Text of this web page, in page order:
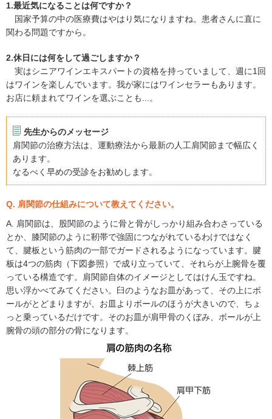
1.最近気になることは何ですか？
国家予算の中の医療費はやはり気になりますね。患者さんに直に
関わる問題ですから。
2.休日には何をして過ごしますか？
実はシニアワインエキスパートの資格を持っていまして、週に1回
はワインを楽しんでいます。我が家にはワインセラーもあります。
お店に頼まれてワインを選ぶことも...。
先生からのメッセージ
肩関節の治療方法は、運動療法から最新の人工肩関節まで幅広く
あります。
なるべく早めの受診をお勧めします。
Q. 肩関節の仕組みについて教えてください。
A. 肩関節は、股関節のように骨と骨がしっかり組み合わさっている
とか、膝関節のように靭帯で強固につながれているわけではなく
て、腱板という筋肉の一部でガードされるようになっています。腱
板は4つの筋肉（下図参照）で成り立っていて、それらが上腕骨を覆
っている構造です。肩関節自体のイメージとしてはけん玉ですね。
思い浮かべてみてください。臼のようなお皿があって、その上にボ
ールがとどまりますが、お皿よりボールのほうが大きいので、ちょ
っと乗っているだけです。そのお皿が肩甲骨のくぼみ、ボールが上
腕骨の頭の部分の骨になります。